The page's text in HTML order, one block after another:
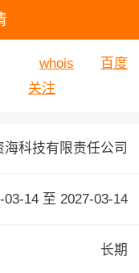
whois
百度
关注
海科技有限责任公司
03-14 至 2027-03-14
长期